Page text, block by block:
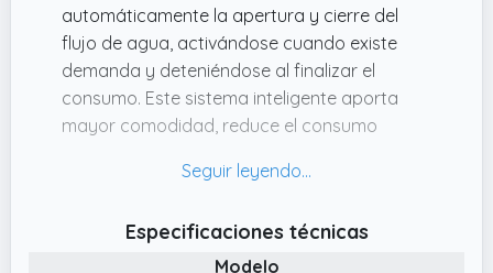
automáticamente la apertura y cierre del
flujo de agua, activándose cuando existe
demanda y deteniéndose al finalizar el
consumo. Este sistema inteligente aporta
mayor comodidad, reduce el consumo
accionamiento manual.
Perfecto para aumentar la presión del agua
en viviendas unifamiliares, chalets, huertos,
Especificaciones técnicas
Modelo